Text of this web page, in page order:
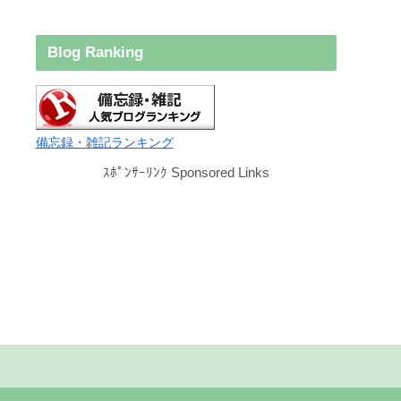
Blog Ranking
備忘録・雑記ランキング
ｽﾎﾟﾝｻｰﾘﾝｸ Sponsored Links